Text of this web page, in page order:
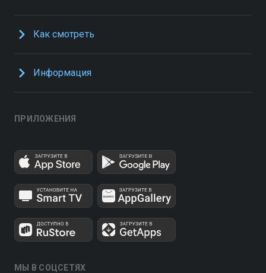
Как смотреть
Информация
ПРИЛОЖЕНИЯ
МЫ В СОЦСЕТЯХ